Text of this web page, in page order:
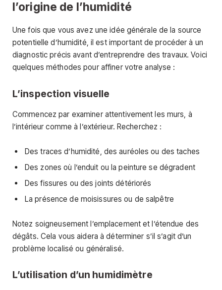
l’origine de l’humidité
Une fois que vous avez une idée générale de la source
potentielle d’humidité, il est important de procéder à un
diagnostic précis avant d’entreprendre des travaux. Voici
quelques méthodes pour affiner votre analyse :
L’inspection visuelle
Commencez par examiner attentivement les murs, à
l’intérieur comme à l’extérieur. Recherchez :
Des traces d’humidité, des auréoles ou des taches
Des zones où l’enduit ou la peinture se dégradent
Des fissures ou des joints détériorés
La présence de moisissures ou de salpêtre
Notez soigneusement l’emplacement et l’étendue des
dégâts. Cela vous aidera à déterminer s’il s’agit d’un
problème localisé ou généralisé.
L’utilisation d’un humidimètre